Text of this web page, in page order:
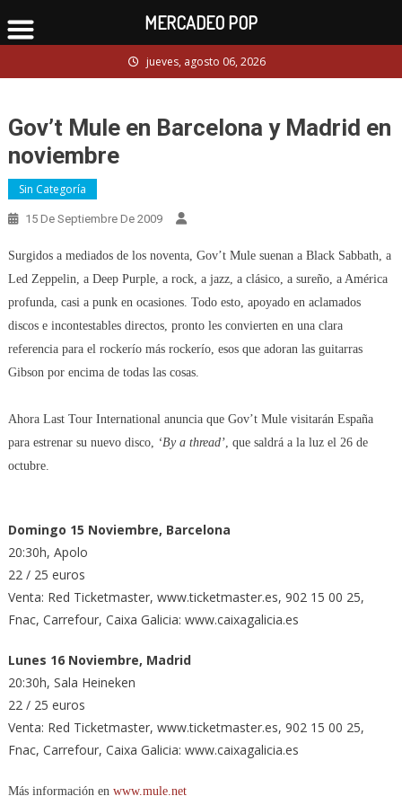
to
jueves, agosto 06, 2026
Gov’t Mule en Barcelona y Madrid en
noviembre
Sin Categoría
15 De Septiembre De 2009
Surgidos a mediados de los noventa, Gov’t Mule suenan a Black Sabbath, a
Led Zeppelin, a Deep Purple, a rock, a jazz, a clásico, a sureño, a América
profunda, casi a punk en ocasiones. Todo esto, apoyado en aclamados
discos e incontestables directos, pronto les convierten en una clara
referencia para el rockerío más rockerío, esos que adoran las guitarras
Gibson por encima de todas las cosas.
Ahora Last Tour International anuncia que Gov’t Mule visitarán España
para estrenar su nuevo disco, ‘By a thread’, que saldrá a la luz el 26 de
octubre.
Domingo 15 Noviembre, Barcelona
20:30h, Apolo
22 / 25 euros
Venta: Red Ticketmaster, www.ticketmaster.es, 902 15 00 25,
Fnac, Carrefour, Caixa Galicia: www.caixagalicia.es
Lunes 16 Noviembre, Madrid
20:30h, Sala Heineken
22 / 25 euros
Venta: Red Ticketmaster, www.ticketmaster.es, 902 15 00 25,
Fnac, Carrefour, Caixa Galicia: www.caixagalicia.es
Más información en www.mule.net
MERCADEO POP